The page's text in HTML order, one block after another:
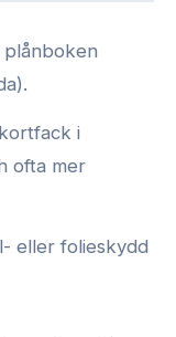
plånboken
i
ofta mer
eller folieskydd